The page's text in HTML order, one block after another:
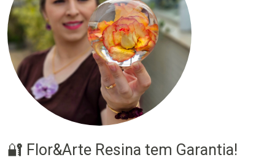
🔐 Flor&Arte Resina tem Garantia!